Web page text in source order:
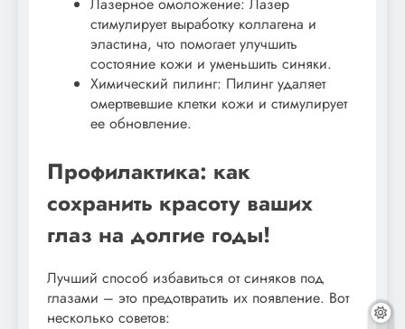
стимулирует выработку коллагена и
эластина, что помогает улучшить
состояние кожи и уменьшить синяки.
Химический пилинг: Пилинг удаляет
омертвевшие клетки кожи и стимулирует
ее обновление.
Профилактика: как
сохранить красоту ваших
глаз на долгие годы!
Лучший способ избавиться от синяков под
глазами – это предотвратить их появление. Вот
несколько советов: